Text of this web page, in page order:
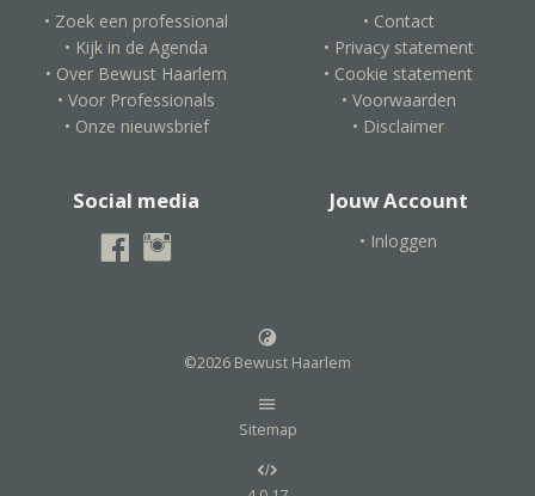
• Zoek een professional
• Kijk in de Agenda
• Over Bewust Haarlem
• Voor Professionals
• Onze nieuwsbrief
• Contact
• Privacy statement
• Cookie statement
• Voorwaarden
• Disclaimer
Social media Jouw Account
• Inloggen
©2026 Bewust Haarlem
Sitemap